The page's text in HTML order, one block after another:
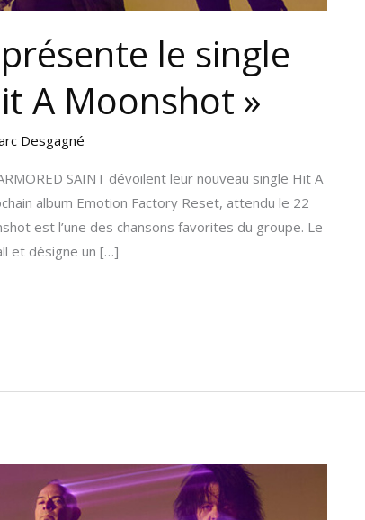
le single
A Moonshot »
Desgagné
SAINT dévoilent leur nouveau single Hit A
album Emotion Factory Reset, attendu le 22
est l’une des chansons favorites du groupe. Le
et désigne un […]